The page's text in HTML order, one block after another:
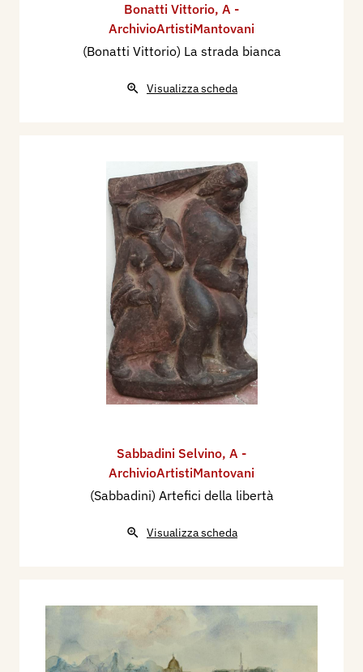
Bonatti Vittorio, A -
ArchivioArtistiMantovani
(Bonatti Vittorio) La strada bianca
Visualizza scheda
Sabbadini Selvino, A -
ArchivioArtistiMantovani
(Sabbadini) Artefici della libertà
Visualizza scheda